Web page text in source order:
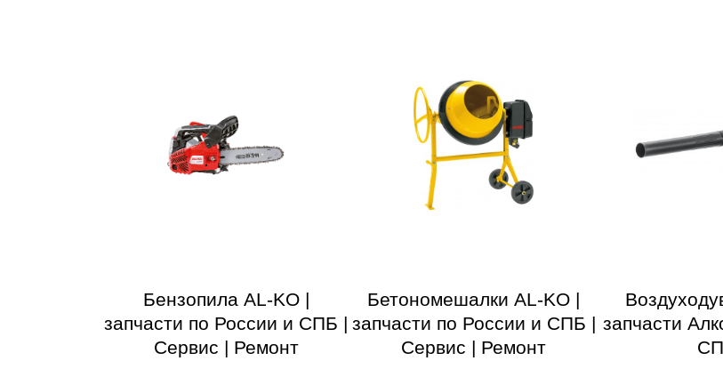
Бензопила AL-KO |
запчасти по России и СПБ |
Сервис | Ремонт
Бетономешалки AL-KO |
запчасти по России и СПБ |
Сервис | Ремонт
запчасти